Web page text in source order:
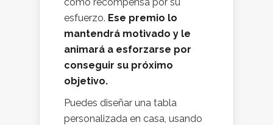
esfuerzo. Ese premio lo
mantendrá motivado y le
animará a esforzarse por
conseguir su próximo
objetivo.
Puedes diseñar una tabla
personalizada en casa, usando